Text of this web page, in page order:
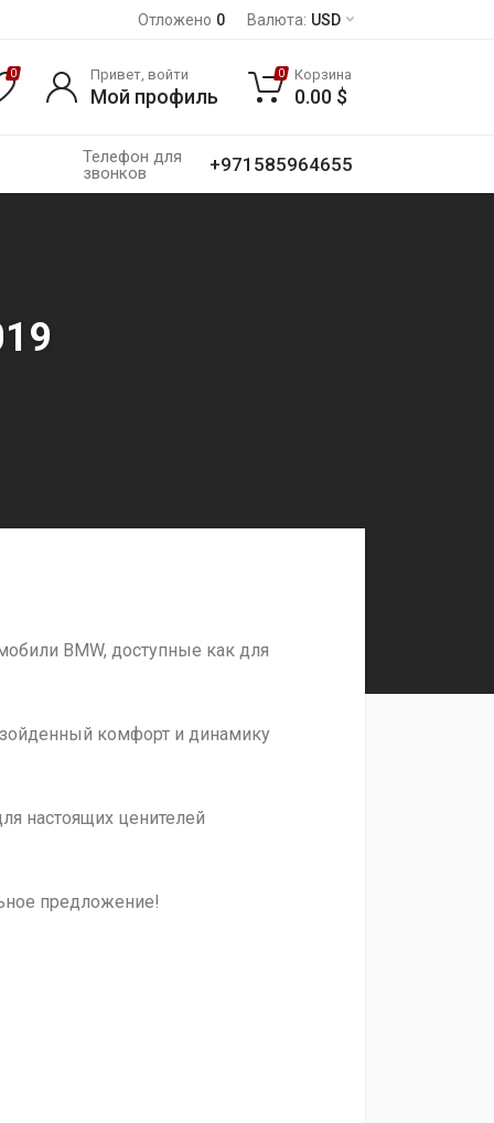
Отложено 0 Валюта: USD
Телефон для
звонков
+971585964655
0 Привет, войти
Мой профиль
0 Корзина
0.00 $
BMW, доступные как для
комфорт и динамику
настоящих ценителей
предложение!